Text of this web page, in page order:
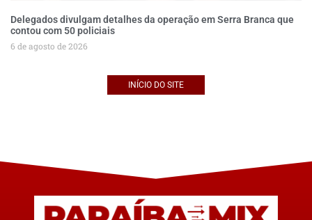
Delegados divulgam detalhes da operação em Serra Branca que
contou com 50 policiais
6 de agosto de 2026
INÍCIO DO SITE